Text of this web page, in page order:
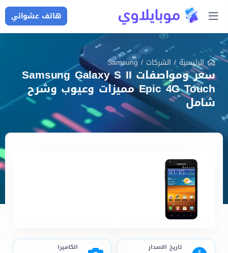
هاتف عشوائي
الرئيسية/ الشركات /
Samsung
سعر ومواصفات Samsung Galaxy S II
Epic 4G Touch مميزات وعيوب وشرح
شامل
تاريخ الاصدار
الكاميرا